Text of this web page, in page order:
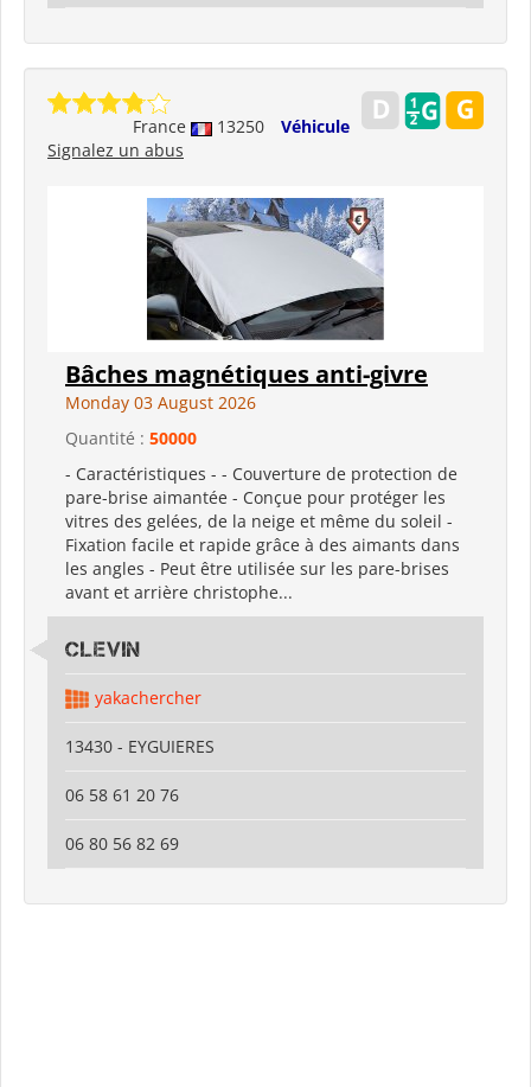
France 13250
Véhicule
Signalez un abus
Bâches magnétiques anti-givre
Monday 03 August 2026
Quantité : 50000
- Caractéristiques - - Couverture de protection de
pare-brise aimantée - Conçue pour protéger les
vitres des gelées, de la neige et même du soleil -
Fixation facile et rapide grâce à des aimants dans
les angles - Peut être utilisée sur les pare-brises
avant et arrière christophe...
CLEVIN
yakachercher
13430 - EYGUIERES
06 58 61 20 76
06 80 56 82 69